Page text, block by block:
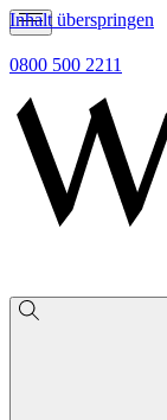
Inhalt überspringen
0800 500 2211